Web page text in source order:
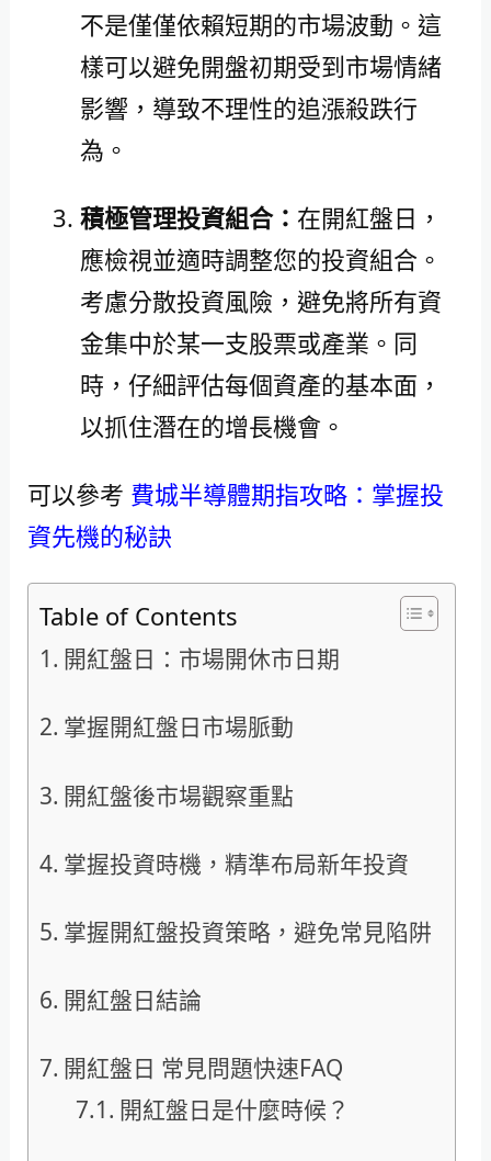
不是僅僅依賴短期的市場波動。這
樣可以避免開盤初期受到市場情緒
影響，導致不理性的追漲殺跌行
為。
積極管理投資組合： 在開紅盤日，
應檢視並適時調整您的投資組合。
考慮分散投資風險，避免將所有資
金集中於某一支股票或產業。同
時，仔細評估每個資產的基本面，
以抓住潛在的增長機會。
可以參考 費城半導體期指攻略：掌握投
資先機的秘訣
Table of Contents
開紅盤日：市場開休市日期
掌握開紅盤日市場脈動
開紅盤後市場觀察重點
掌握投資時機，精準布局新年投資
掌握開紅盤投資策略，避免常見陷阱
開紅盤日結論
開紅盤日 常見問題快速FAQ
開紅盤日是什麼時候？